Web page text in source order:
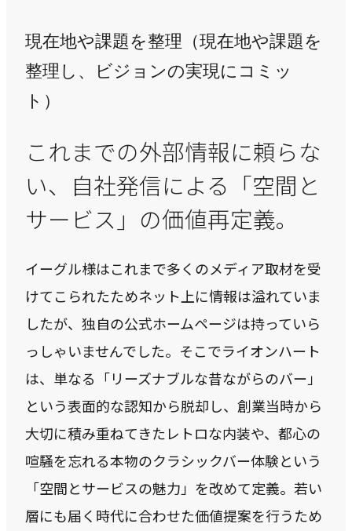
事例紹介
お知らせ
BLOG
CONTACT
お問い合わせ
現在地や課題を整理（現在地や課題を
整理し、ビジョンの実現にコミッ
ト）
これまでの外部情報に頼らな
い、自社発信による「空間と
サービス」の価値再定義。
イーグル様はこれまで多くのメディア取材を受
けてこられたためネット上に情報は溢れていま
したが、独自の公式ホームページは持っていら
っしゃいませんでした。そこでライオンハート
は、単なる「リーズナブルな昔ながらのバー」
という表面的な認知から脱却し、創業当時から
大切に積み重ねてきたレトロな内装や、都心の
喧騒を忘れる本物のクラシックバー体験という
「空間とサービスの魅力」を改めて定義。若い
層にも届く時代に合わせた価値提案を行うため